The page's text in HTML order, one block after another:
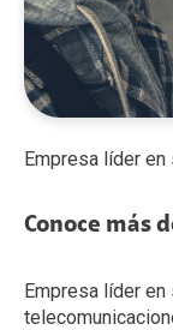
Empresa líder
Conoce más
Empresa líder